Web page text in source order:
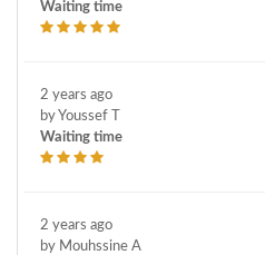
Waiting time
2 years ago
by Youssef T
Waiting time
2 years ago
by Mouhssine A